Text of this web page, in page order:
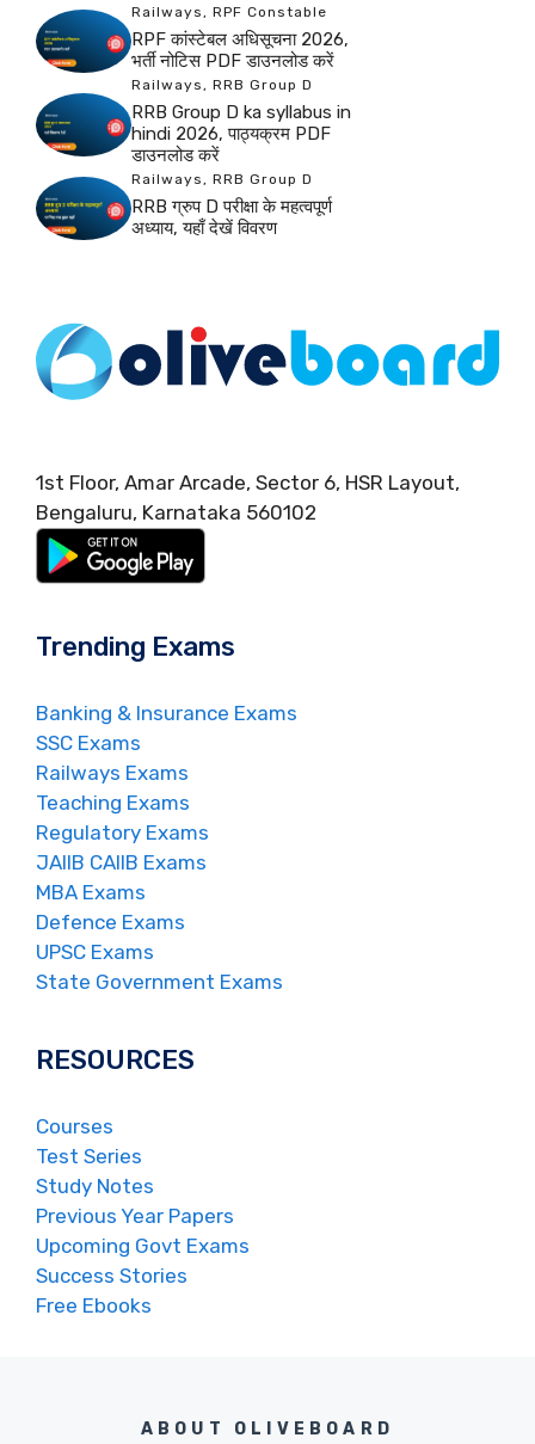
Railways, RPF Constable
RPF कांस्टेबल अधिसूचना 2026,
भर्ती नोटिस PDF डाउनलोड करें
Railways, RRB Group D
RRB Group D ka syllabus in
hindi 2026, पाठ्यक्रम PDF
डाउनलोड करें
Railways, RRB Group D
RRB ग्रुप D परीक्षा के महत्वपूर्ण
अध्याय, यहाँ देखें विवरण
1st Floor, Amar Arcade, Sector 6, HSR Layout,
Bengaluru, Karnataka 560102
Trending Exams
Banking & Insurance Exams
SSC Exams
Railways Exams
Teaching Exams
Regulatory Exams
JAIIB CAIIB Exams
MBA Exams
Defence Exams
UPSC Exams
State Government Exams
RESOURCES
Courses
Test Series
Study Notes
Previous Year Papers
Upcoming Govt Exams
Success Stories
Free Ebooks
ABOUT OLIVEBOARD